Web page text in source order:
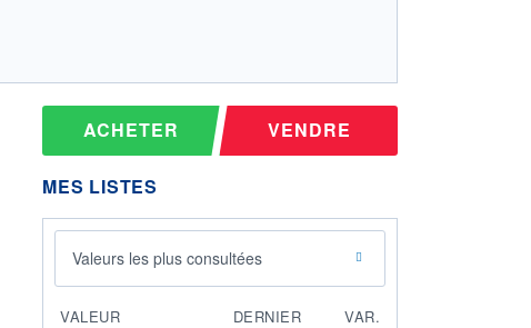
ACHETER VENDRE
MES LISTES
Valeurs les plus consultées
VALEUR DERNIER
VAR.